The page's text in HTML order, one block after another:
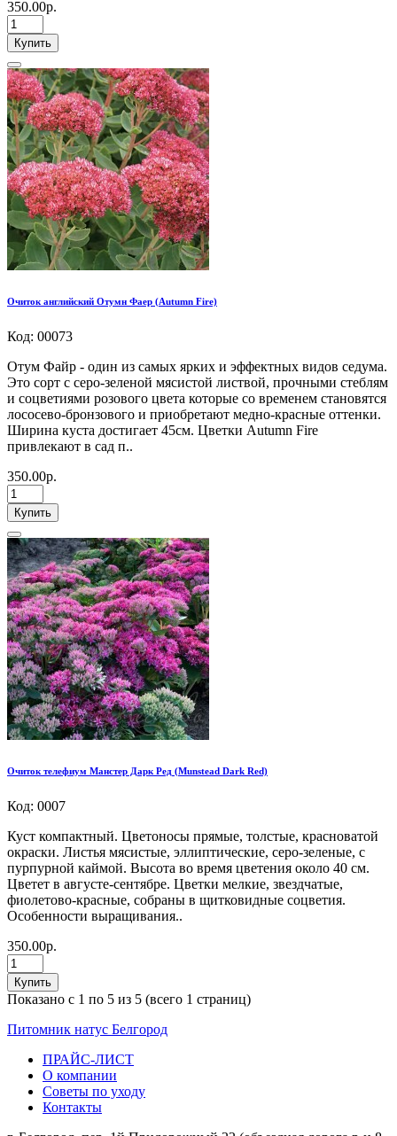
350.00р.
Купить
Очиток английский Отумн Фаер (Autumn Fire)
Код: 00073
Отум Файр - один из самых ярких и эффектных видов седума.
Это сорт с серо-зеленой мясистой листвой, прочными стеблям
и соцветиями розового цвета которые со временем становятся
лососево-бронзового и приобретают медно-красные оттенки.
Ширина куста достигает 45см. Цветки Autumn Fire
привлекают в сад п..
350.00р.
Купить
Очиток телефиум Манстер Дарк Ред (Munstead Dark Red)
Код: 0007
Куст компактный. Цветоносы прямые, толстые, красноватой
окраски. Листья мясистые, эллиптические, серо-зеленые, с
пурпурной каймой. Высота во время цветения около 40 см.
Цветет в августе-сентябре. Цветки мелкие, звездчатые,
фиолетово-красные, собраны в щитковидные соцветия.
Особенности выращивания..
350.00р.
Купить
Показано с 1 по 5 из 5 (всего 1 страниц)
Питомник натус Белгород
ПРАЙС-ЛИСТ
О компании
Советы по уходу
Контакты